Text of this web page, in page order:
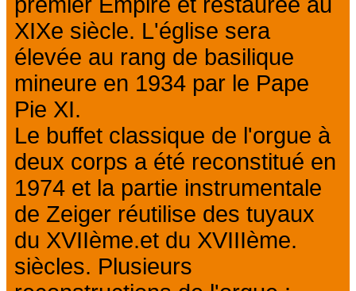
XIXe siècle. L'église sera
élevée au rang de basilique
mineure en 1934 par le Pape
Pie XI.
Le buffet classique de l'orgue à
deux corps a été reconstitué en
1974 et la partie instrumentale
de Zeiger réutilise des tuyaux
du XVIIème.et du XVIIIème.
siècles. Plusieurs